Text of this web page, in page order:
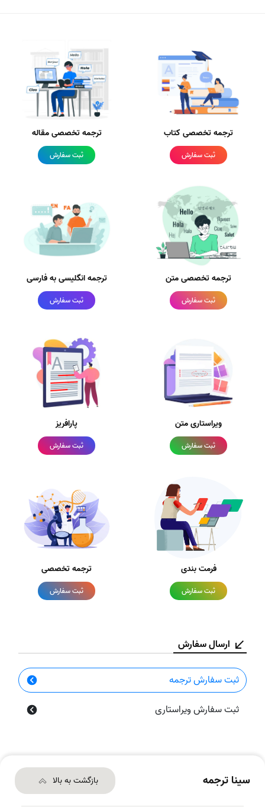
ترجمه تخصصی کتاب
ثبت سفارش
ترجمه تخصصی مقاله
ثبت سفارش
ترجمه تخصصی متن
ثبت سفارش
ترجمه انگلیسی به فارسی
ثبت سفارش
ویراستاری متن
ثبت سفارش
پارافریز
ثبت سفارش
فرمت بندی
ثبت سفارش
ترجمه تخصصی
ثبت سفارش
ارسال سفارش
ثبت سفارش ترجمه
ثبت سفارش ویراستاری
سینا ترجمه بازگشت به بالا